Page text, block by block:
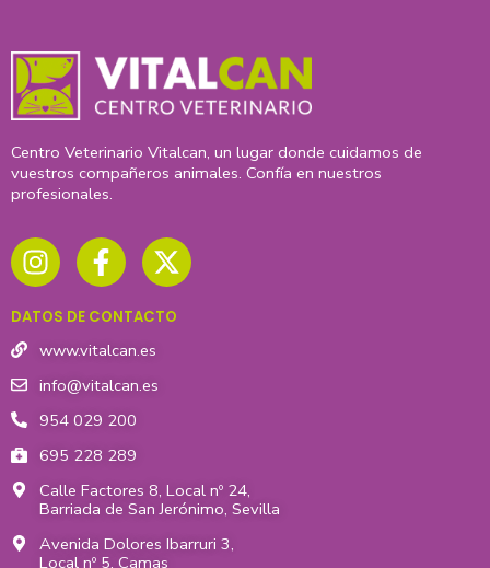
Centro Veterinario Vitalcan, un lugar donde cuidamos de
vuestros compañeros animales. Confía en nuestros
profesionales.
n
s
a
g
r
a
m
a
c
b
o
o
k
-
f
-
t
i
DATOS DE CONTACTO
www.vitalcan.es
info@vitalcan.es
954 029 200
695 228 289
Calle Factores 8, Local nº 24,
Barriada de San Jerónimo, Sevilla
Avenida Dolores Ibarruri 3,
Local nº 5, Camas